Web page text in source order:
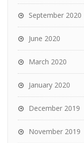
September 2020
June 2020
March 2020
January 2020
December 2019
November 2019